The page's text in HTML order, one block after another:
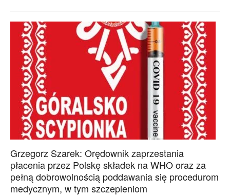
Grzegorz Szarek: Orędownik zaprzestania
płacenia przez Polskę składek na WHO oraz za
pełną dobrowolnością poddawania się procedurom
medycznym, w tym szczepieniom